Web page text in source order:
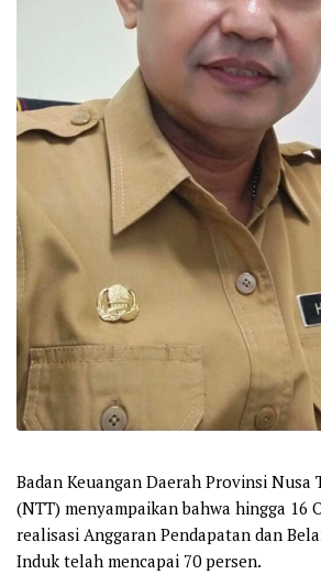
Badan Keuangan Daerah Provinsi Nusa
(NTT) menyampaikan bahwa hingga 16
realisasi Anggaran Pendapatan dan
Induk telah mencapai 70 persen.